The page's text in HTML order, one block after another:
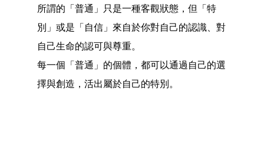
所謂的「普通」只是一種客觀狀態，但「特
別」或是「自信」來自於你對自己的認識、對
自己生命的認可與尊重。
每一個「普通」的個體，都可以通過自己的選
擇與創造，活出屬於自己的特別。